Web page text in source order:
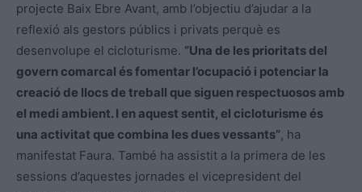
projecte Baix Ebre Avant, amb l’objectiu d’ajudar a la
reflexió als gestors públics i privats perquè es
desenvolupe el cicloturisme. “Una de les prioritats del
govern comarcal és fomentar l’ocupació i potenciar la
creació de llocs de treball que siguen respectuosos amb
el medi ambient. I en aquest sentit, el cicloturisme és
una activitat que combina les dues vessants”, ha
manifestat Faura. També ha assistit a la primera de les
sessions d’aquestes jornades el vicepresident del